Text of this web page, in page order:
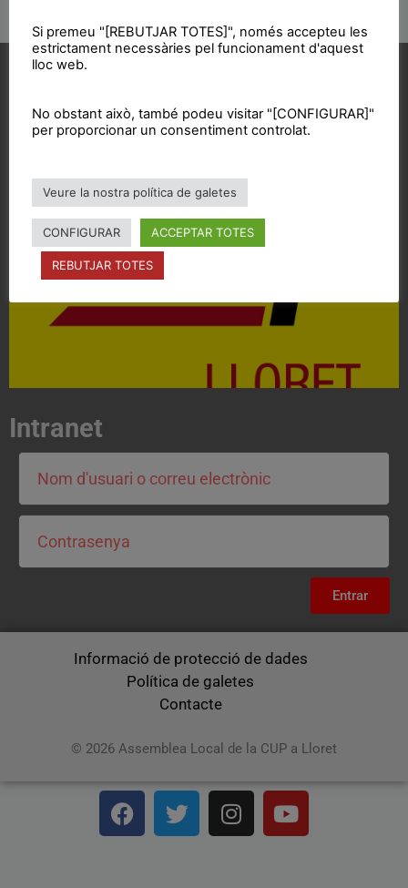
Vols col·laborar?
Acosta't a la CUP
Contacta'ns i treballa per fer realitat el projecte de
l'esquerra independentista i anticapitalista
Intranet
Entrar
Informació de protecció de dades
Política de galetes
Contacte
© 2026 Assemblea Local de la CUP a Lloret
Si premeu "[REBUTJAR TOTES]", només accepteu les
estrictament necessàries pel funcionament d'aquest
lloc web.
No obstant això, també podeu visitar "[CONFIGURAR]"
per proporcionar un consentiment controlat.
Veure la nostra política de galetes
CONFIGURAR ACCEPTAR TOTES
REBUTJAR TOTES